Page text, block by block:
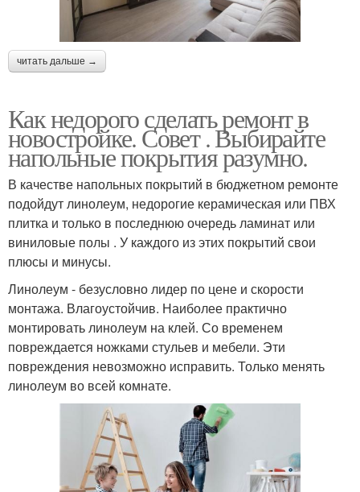
читать дальше →
Как недорого сделать ремонт в
новостройке. Совет . Выбирайте
напольные покрытия разумно.
В качестве напольных покрытий в бюджетном ремонте
подойдут линолеум, недорогие керамическая или ПВХ
плитка и только в последнюю очередь ламинат или
виниловые полы . У каждого из этих покрытий свои
плюсы и минусы.
Линолеум - безусловно лидер по цене и скорости
монтажа. Влагоустойчив. Наиболее практично
монтировать линолеум на клей. Со временем
повреждается ножками стульев и мебели. Эти
повреждения невозможно исправить. Только менять
линолеум во всей комнате.